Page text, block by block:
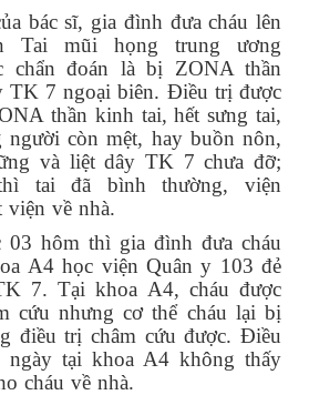
bác sĩ, gia đình đưa cháu lên
Tai mũi họng trung ương
chẩn đoán là bị ZONA thần
TK 7 ngoại biên. Điều trị được
thần kinh tai, hết sưng tai,
người còn mệt, hay buồn nôn,
và liệt dây TK 7 chưa đỡ;
tai đã bình thường, viện
về nhà.
hôm thì gia đình đưa cháu
A4 học viện Quân y 103 đẻ
7. Tại khoa A4, cháu được
cứu nhưng cơ thể cháu lại bị
điều trị châm cứu được. Điều
ngày tại khoa A4 không thấy
cháu về nhà.